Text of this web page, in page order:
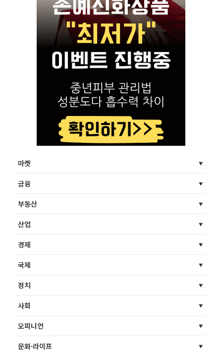
마켓
금융
부동산
산업
경제
국제
정치
사회
오피니언
문화·라이프